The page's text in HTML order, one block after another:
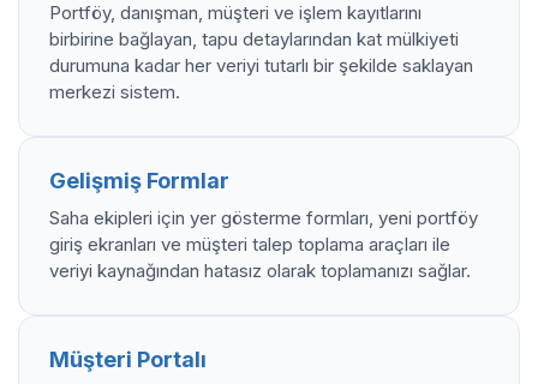
Portföy, danışman, müşteri ve işlem kayıtlarını
birbirine bağlayan, tapu detaylarından kat mülkiyeti
durumuna kadar her veriyi tutarlı bir şekilde saklayan
merkezi sistem.
Gelişmiş Formlar
Saha ekipleri için yer gösterme formları, yeni portföy
giriş ekranları ve müşteri talep toplama araçları ile
veriyi kaynağından hatasız olarak toplamanızı sağlar.
Müşteri Portalı